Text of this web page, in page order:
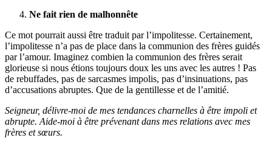
Ne fait rien de malhonnête
Ce mot pourrait aussi être traduit par l’impolitesse. Certainement,
l’impolitesse n’a pas de place dans la communion des frères guidés
par l’amour. Imaginez combien la communion des frères serait
glorieuse si nous étions toujours doux les uns avec les autres ! Pas
de rebuffades, pas de sarcasmes impolis, pas d’insinuations, pas
d’accusations abruptes. Que de la gentillesse et de l’amitié.
Seigneur, délivre-moi de mes tendances charnelles à être impoli et
abrupte. Aide-moi à être prévenant dans mes relations avec mes
frères et sœurs.